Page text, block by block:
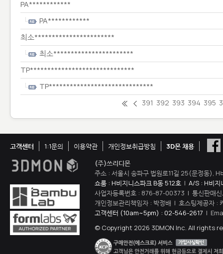
PA************
PA************
최소***********************
최소***********************
TP******************************
TP******************************
391 392 393 394 395
고객센터 1:1문의 이용약관 개인정보취급방침
3D몬 채용
(주)쓰리디몬
주소 : 서울시 송파구 법원로11길 25(문정동),
쇼룸 : H비지니스파크 B동 512호 | A/S : H비지
사업자등록번호 : 876-87-00373 | 통신판매
개인정보관리책임자 : 박정배 | 호스팅제공자 :
고객센터 (10am~5pm) : 02-546-2617 |
© Copyright 2026 3DMON Inc. All rights